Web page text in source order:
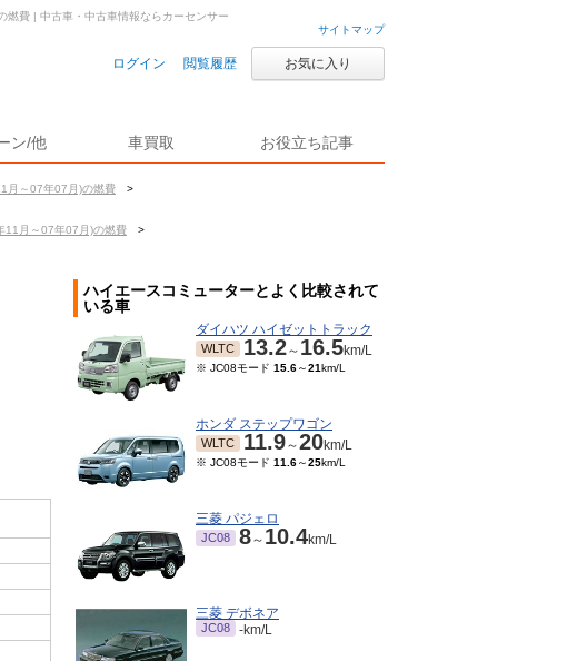
サイトマップ
ログイン 閲覧履歴 お気に入り
ン/他 車買取 お役立ち記事
月～07年07月)の燃費
>
11月～07年07月)の燃費
>
燃費 | 中古車・中古車情報ならカーセンサー
ハイエースコミューターとよく比較されて
いる車
ダイハツ ハイゼットトラック
WLTC 13.2～ 16.5km/L
※ JC08モード 15.6～21km/L
ホンダ ステップワゴン
WLTC 11.9～20km/L
※ JC08モード 11.6～25km/L
三菱 パジェロ
JC08 8～ 10.4km/L
三菱 デボネア
JC08 -km/L